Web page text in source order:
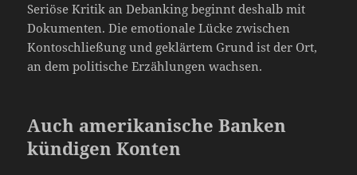
Seriöse Kritik an Debanking beginnt deshalb mit
Dokumenten. Die emotionale Lücke zwischen
Kontoschließung und geklärtem Grund ist der Ort,
an dem politische Erzählungen wachsen.
Auch amerikanische Banken
kündigen Konten